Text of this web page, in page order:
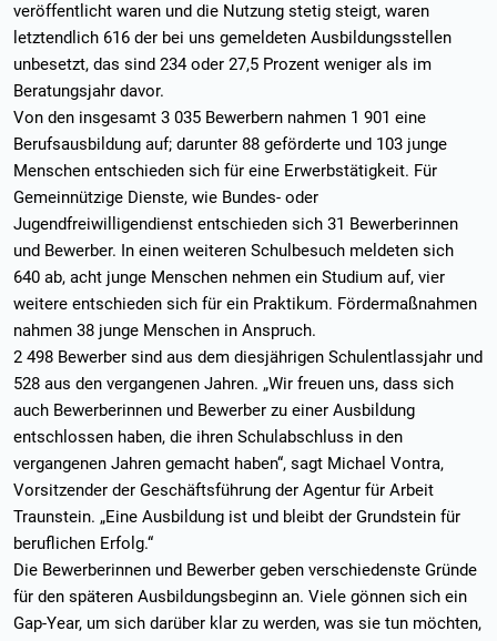
veröffentlicht waren und die Nutzung stetig steigt, waren
letztendlich 616 der bei uns gemeldeten Ausbildungsstellen
unbesetzt, das sind 234 oder 27,5 Prozent weniger als im
Beratungsjahr davor.
Von den insgesamt 3 035 Bewerbern nahmen 1 901 eine
Berufsausbildung auf; darunter 88 geförderte und 103 junge
Menschen entschieden sich für eine Erwerbstätigkeit. Für
Gemeinnützige Dienste, wie Bundes- oder
Jugendfreiwilligendienst entschieden sich 31 Bewerberinnen
und Bewerber. In einen weiteren Schulbesuch meldeten sich
640 ab, acht junge Menschen nehmen ein Studium auf, vier
weitere entschieden sich für ein Praktikum. Fördermaßnahmen
nahmen 38 junge Menschen in Anspruch.
2 498 Bewerber sind aus dem diesjährigen Schulentlassjahr und
528 aus den vergangenen Jahren. „Wir freuen uns, dass sich
auch Bewerberinnen und Bewerber zu einer Ausbildung
entschlossen haben, die ihren Schulabschluss in den
vergangenen Jahren gemacht haben“, sagt Michael Vontra,
Vorsitzender der Geschäftsführung der Agentur für Arbeit
Traunstein. „Eine Ausbildung ist und bleibt der Grundstein für
beruflichen Erfolg.“
Die Bewerberinnen und Bewerber geben verschiedenste Gründe
für den späteren Ausbildungsbeginn an. Viele gönnen sich ein
Gap-Year, um sich darüber klar zu werden, was sie tun möchten,